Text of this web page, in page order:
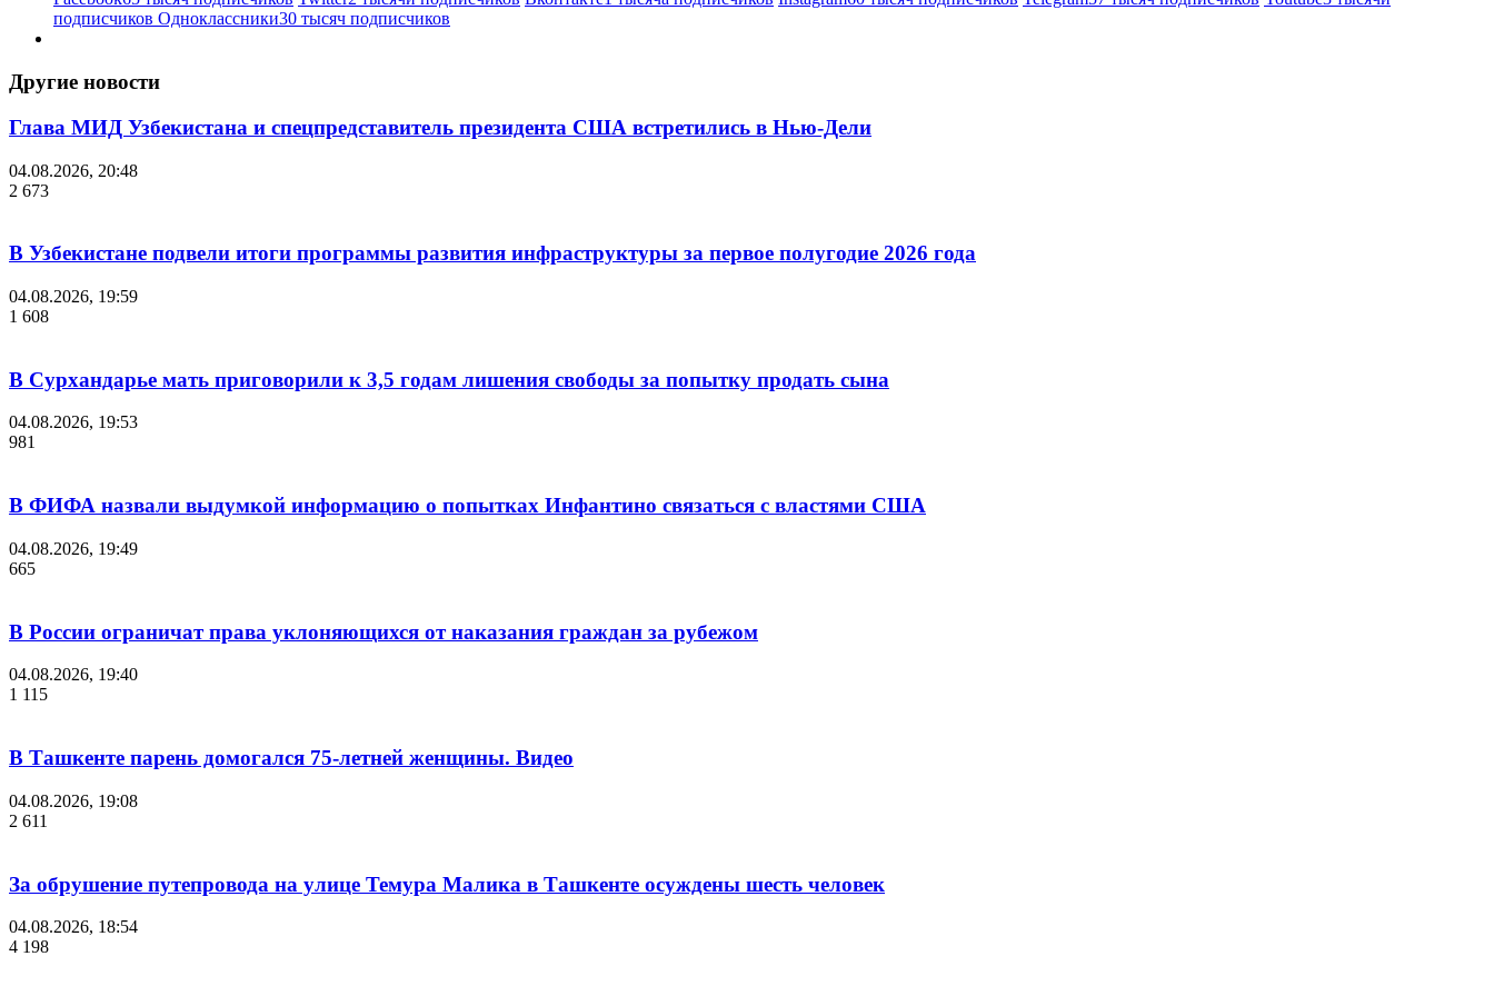
подписчиков Одноклассники30 тысяч подписчиков
Другие новости
Глава МИД Узбекистана и спецпредставитель президента США встретились в Нью-Дели
04.08.2026, 20:48
2 673
В Узбекистане подвели итоги программы развития инфраструктуры за первое полугодие 2026 года
04.08.2026, 19:59
1 608
В Сурхандарье мать приговорили к 3,5 годам лишения свободы за попытку продать сына
04.08.2026, 19:53
981
В ФИФА назвали выдумкой информацию о попытках Инфантино связаться с властями США
04.08.2026, 19:49
665
В России ограничат права уклоняющихся от наказания граждан за рубежом
04.08.2026, 19:40
1 115
В Ташкенте парень домогался 75-летней женщины. Видео
04.08.2026, 19:08
2 611
За обрушение путепровода на улице Темура Малика в Ташкенте осуждены шесть человек
04.08.2026, 18:54
4 198